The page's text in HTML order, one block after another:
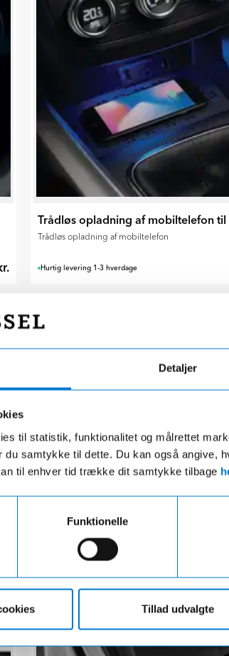
Detaljer
til statistik, funktionalitet og målrettet
du samtykke til dette. Du kan også angive,
til enhver tid trække dit samtykke tilbage
Funktionelle
Tillad udvalgte
Trådløs opladning af mobiltelefon
Hurtig levering 1-3 hverdage
LED AMG Logo projektor til
Hurtig levering 1-3 hverdage